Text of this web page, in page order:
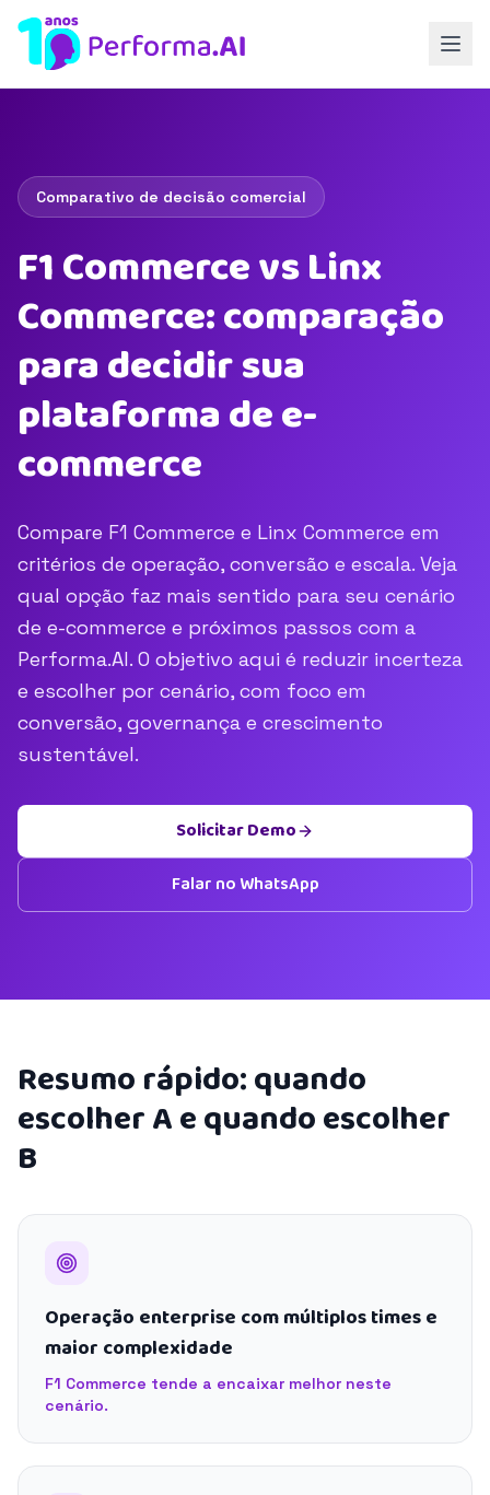
Comparativo de decisão comercial
F1 Commerce vs Linx
Commerce: comparação
para decidir sua
plataforma de e-
commerce
Compare F1 Commerce e Linx Commerce em
critérios de operação, conversão e escala. Veja
qual opção faz mais sentido para seu cenário
de e-commerce e próximos passos com a
Performa.AI. O objetivo aqui é reduzir incerteza
e escolher por cenário, com foco em
conversão, governança e crescimento
sustentável.
Solicitar Demo
Falar no WhatsApp
Resumo rápido: quando
escolher A e quando escolher
B
Operação enterprise com múltiplos times e
maior complexidade
F1 Commerce tende a encaixar melhor neste
cenário.